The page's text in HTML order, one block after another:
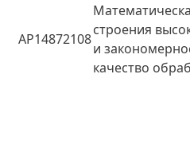
AP14872108
строения
и
качество